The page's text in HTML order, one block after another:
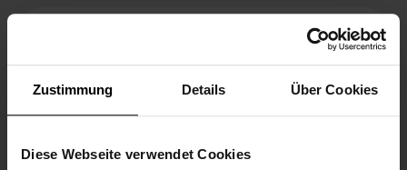
Zustimmung Details Über Cookies
Diese Webseite verwendet Cookies